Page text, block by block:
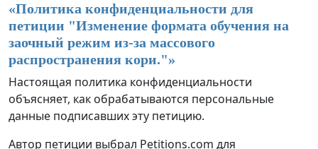
«Политика конфиденциальности для
петиции "Изменение формата обучения на
заочный режим из-за массового
распространения кори."»
Настоящая политика конфиденциальности
объясняет, как обрабатываются персональные
данные подписавших эту петицию.
Автор петиции выбрал Petitions.com для